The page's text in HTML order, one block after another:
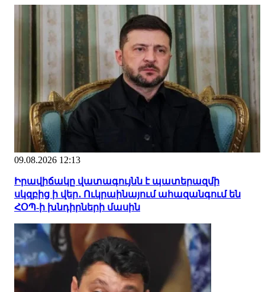
09.08.2026 12:13
Իրավիճակը վատագույնն է պատերազմի
սկզբից ի վեր․ Ուկրաինայում ահազանգում են
ՀՕՊ-ի խնդիրների մասին